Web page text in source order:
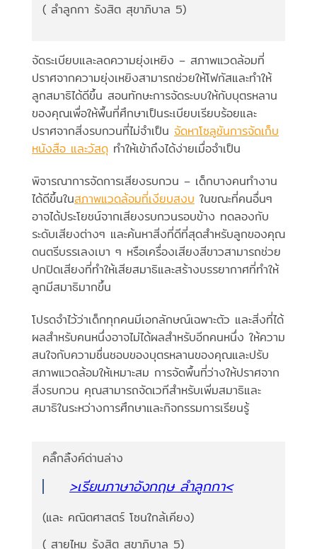
( ลำลูกกา รังสิต สุขาภิบาล 5)
จัดระเบียบและลดความยุ่งเหยิง – สภาพแวดล้อมที่
ปราศจากความยุ่งเหยิงสามารถช่วยให้โฟกัสและทำให้
ลูกสมาธิได้ดีขึ้น สอนทักษะการจัดระบบให้กับบุตรหลาน
ของคุณเพื่อให้พื้นที่ศึกษาเป็นระเบียบเรียบร้อยและ
ปราศจากสิ่งรบกวนที่ไม่จำเป็น จัดหาโซลูชันการจัดเก็บ
หนังสือ และวัสดุ ทำให้เข้าถึงได้ง่ายเมื่อจำเป็น
พิจารณาการจัดการเสียงรบกวน – เด็กบางคนทำงาน
ได้ดีขึ้นในสภาพแวดล้อมที่เงียบสงบ ในขณะที่คนอื่นๆ
อาจได้ประโยชน์จากเสียงรบกวนรอบข้าง ทดลองกับ
ระดับเสียงต่างๆ และค้นหาสิ่งที่ดีที่สุดสำหรับลูกของคุณ
ดนตรีบรรเลงเบา ๆ หรือเครื่องเสียงสีขาวสามารถช่วย
ปกปิดเสียงที่ทำให้เสียสมาธิและสร้างบรรยากาศที่ทำให้
ลูกมีสมาธิมากขึ้น
โปรดจำไว้ว่าเด็กทุกคนมีเอกลักษณ์เฉพาะตัว และสิ่งที่ได้
ผลสำหรับคนหนึ่งอาจไม่ได้ผลสำหรับอีกคนหนึ่ง ให้ความ
สนใจกับความชื่นชอบของบุตรหลานของคุณและปรับ
สภาพแวดล้อมให้เหมาะสม การจัดพื้นที่ว่างให้ปราศจาก
สิ่งรบกวน คุณสามารถจัดเวทีสำหรับเพิ่มสมาธิและ
สมาธิในระหว่างการศึกษาและกิจกรรมการเรียนรู้
คลิ๊กลิ้งค์ด่านล่าง
>เรียนภาษาอังกฤษ ลำลูกกา<
(และ คณิตศาสตร์ โซนใกล้เคียง)
( สายไหม รังสิต สุขาภิบาล 5)